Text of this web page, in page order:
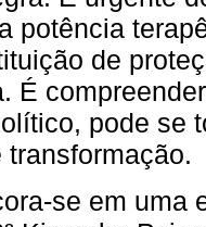
potência
de
É
pode se
se em uma